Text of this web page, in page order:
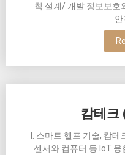
칙 설계/ 개발 정보보호
안
캄테크
I. 스마트 헬프 기술, 캄
센서와 컴퓨터 등 IoT